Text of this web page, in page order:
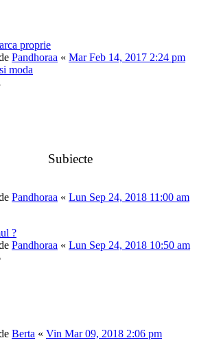
proprie
Pandhoraa « Mar Feb 14, 2017 2:24 pm
moda
Subiecte
Pandhoraa « Lun Sep 24, 2018 11:00 am
?
Pandhoraa « Lun Sep 24, 2018 10:50 am
Berta « Vin Mar 09, 2018 2:06 pm